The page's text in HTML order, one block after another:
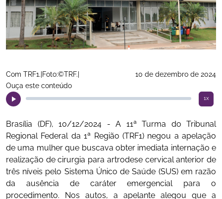
Com TRF1.|Foto:©TRF.|
10 de dezembro de 2024
Ouça este conteúdo
1x
Brasília (DF), 10/12/2024 - A 11ª Turma do Tribunal
Regional Federal da 1ª Região (TRF1) negou a apelação
de uma mulher que buscava obter imediata internação e
realização de cirurgia para artrodese cervical anterior de
três níveis pelo Sistema Único de Saúde (SUS) em razão
da ausência de caráter emergencial para o
procedimento. Nos autos, a apelante alegou que a